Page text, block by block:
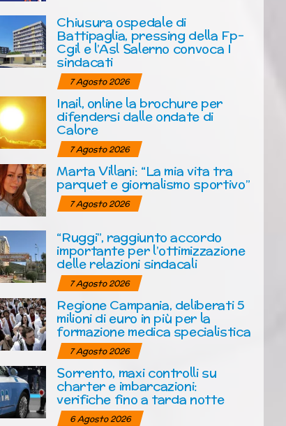
Chiusura ospedale di
Battipaglia, pressing della Fp-
Cgil e l’Asl Salerno convoca I
sindacati
7 Agosto 2026
Inail, online la brochure per
difendersi dalle ondate di
Calore
7 Agosto 2026
Marta Villani: “La mia vita tra
parquet e giornalismo sportivo”
7 Agosto 2026
“Ruggi”, raggiunto accordo
importante per l’ottimizzazione
delle relazioni sindacali
7 Agosto 2026
Regione Campania, deliberati 5
milioni di euro in più per la
formazione medica specialistica
7 Agosto 2026
Sorrento, maxi controlli su
charter e imbarcazioni:
verifiche fino a tarda notte
6 Agosto 2026